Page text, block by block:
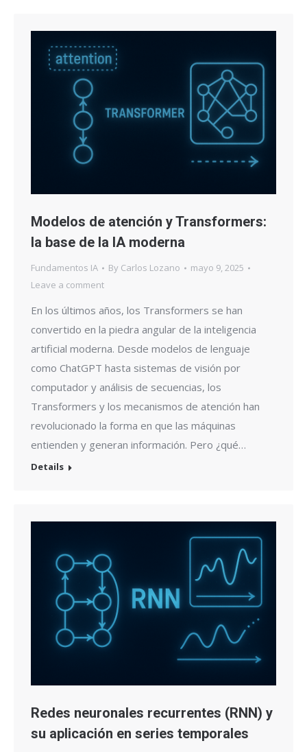
Modelos de atención y Transformers:
la base de la IA moderna
Fundamentos IA By Carlos Lozano
mayo 9, 2025
Leave a comment
En los últimos años, los Transformers se han
convertido en la piedra angular de la inteligencia
artificial moderna. Desde modelos de lenguaje
como ChatGPT hasta sistemas de visión por
computador y análisis de secuencias, los
Transformers y los mecanismos de atención han
revolucionado la forma en que las máquinas
entienden y generan información. Pero ¿qué…
Details
Redes neuronales recurrentes (RNN) y
su aplicación en series temporales